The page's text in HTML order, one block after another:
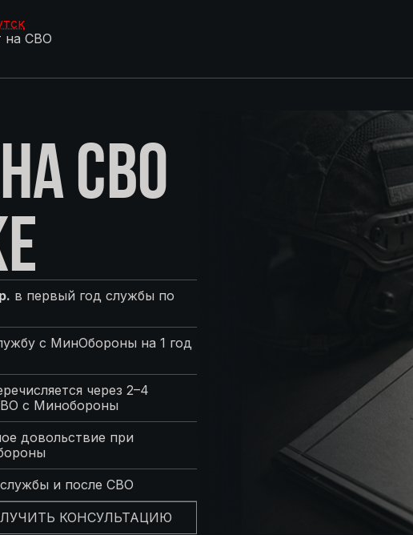
на СВО
СВО
в первый год службы по
с МинОбороны на 1 год
через 2–4
с Минобороны
довольствие при
и после СВО
КОНСУЛЬТАЦИЮ